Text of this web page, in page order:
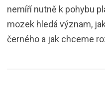
nemíří nutně k pohybu
mozek hledá význam,
černého a jak chceme